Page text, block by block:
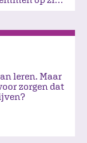
leren. Maar
zorgen dat